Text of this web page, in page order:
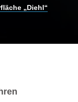
„Diehl“